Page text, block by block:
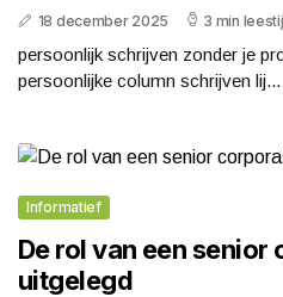
18 december 2025 3 min
persoonlijk schrijven zonder je
persoonlijke column schrijven lij...
Informatief
De rol van een
uitgelegd